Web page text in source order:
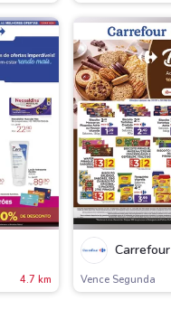
4.7 km
Carrefour
Vence Segunda